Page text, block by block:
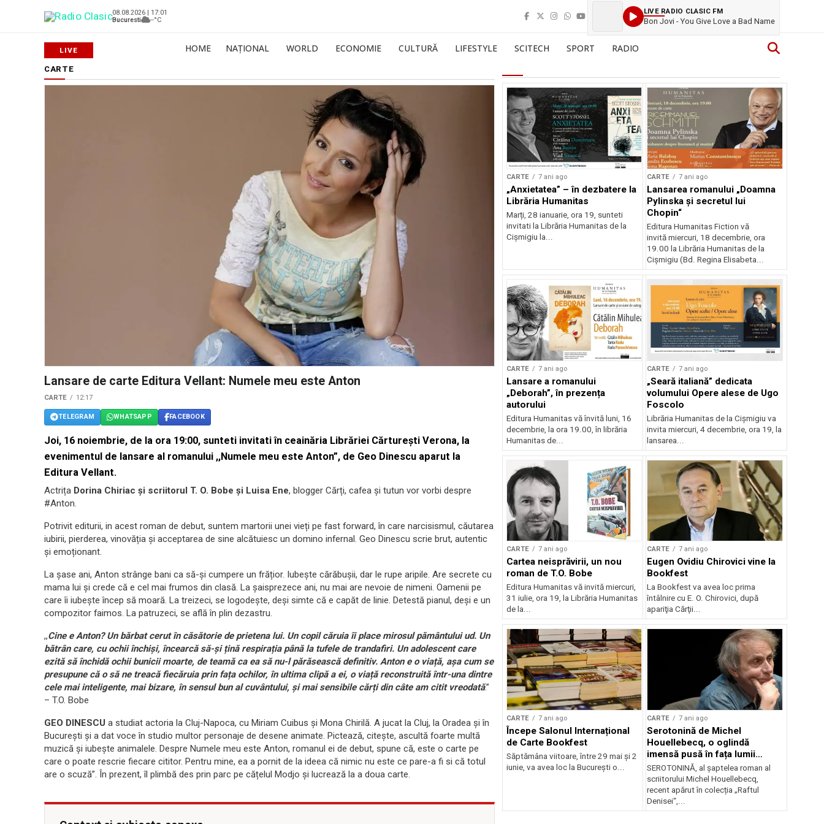
08.08.2026 | 17:01
Bucuresti
--°C
LIVE RADIO CLASIC FM
Bon Jovi - You Give Love a Bad Name
HOME NAȚIONAL WORLD ECONOMIE CULTURĂ LIFESTYLE SCITECH SPORT RADIO
CARTE
Lansare de carte Editura Vellant: Numele meu este Anton
CARTE 12:17
TELEGRAM WHATSAPP FACEBOOK
Joi, 16 noiembrie, de la ora 19:00, sunteti invitati în ceainăria Librăriei Cărturești Verona, la
evenimentul de lansare al romanului ,,Numele meu este Anton”, de Geo Dinescu aparut la
Editura Vellant.
Actrița Dorina Chiriac și scriitorul T. O. Bobe și Luisa Ene, blogger Cărți, cafea și tutun vor vorbi despre
#Anton.
Potrivit editurii, in acest roman de debut, suntem martorii unei vieți pe fast forward, în care narcisismul, căutarea
iubirii, pierderea, vinovăția și acceptarea de sine alcătuiesc un domino infernal. Geo Dinescu scrie brut, autentic
și emoționant.
La șase ani, Anton strânge bani ca să-și cumpere un frățior. Iubește cărăbușii, dar le rupe aripile. Are secrete cu
mama lui și crede că e cel mai frumos din clasă. La șaisprezece ani, nu mai are nevoie de nimeni. Oamenii pe
care îi iubește încep să moară. La treizeci, se logodește, deși simte că e capăt de linie. Detestă pianul, deși e un
compozitor faimos. La patruzeci, se află în plin dezastru.
,,Cine e Anton? Un bărbat cerut în căsătorie de prietena lui. Un copil căruia îi place mirosul pământului ud. Un
bătrân care, cu ochii închiși, încearcă să-și țină respirația până la tufele de trandafiri. Un adolescent care
ezită să închidă ochii bunicii moarte, de teamă ca ea să nu-l părăsească definitiv. Anton e o viață, așa cum se
presupune că o să ne treacă fiecăruia prin fața ochilor, în ultima clipă a ei, o viață reconstruită într-una dintre
cele mai inteligente, mai bizare, în sensul bun al cuvântului, și mai sensibile cărți din câte am citit vreodată.”
– T.O. Bobe
GEO DINESCU a studiat actoria la Cluj-Napoca, cu Miriam Cuibus și Mona Chirilă. A jucat la Cluj, la Oradea și în
București și a dat voce în studio multor personaje de desene animate. Pictează, citește, ascultă foarte multă
muzică și iubește animalele. Despre Numele meu este Anton, romanul ei de debut, spune că, este o carte pe
care o poate rescrie fiecare cititor. Pentru mine, ea a pornit de la ideea că nimic nu este ce pare-a fi si că totul
are o scuză”. În prezent, îl plimbă des prin parc pe cățelul Modjo și lucrează la a doua carte.
CARTE 7 ani ago
„Anxietatea” – în dezbatere la
Librăria Humanitas
Marți, 28 ianuarie, ora 19, sunteti
invitati la Librăria Humanitas de la
Cișmigiu la...
CARTE 7 ani ago
Lansarea romanului „Doamna
Pylinska și secretul lui
Chopin“
Editura Humanitas Fiction vă
invită miercuri, 18 decembrie, ora
19.00 la Librăria Humanitas de la
Cișmigiu (Bd. Regina Elisabeta...
CARTE 7 ani ago
Lansare a romanului
„Deborah”, în prezența
autorului
Editura Humanitas vă învită luni, 16
decembrie, la ora 19.00, în librăria
Humanitas de...
CARTE 7 ani ago
„Seară italiană” dedicata
volumului Opere alese de Ugo
Foscolo
Librăria Humanitas de la Cișmigiu va
invita miercuri, 4 decembrie, ora 19, la
lansarea...
CARTE 7 ani ago
Cartea neisprăvirii, un nou
roman de T.O. Bobe
Editura Humanitas vă invită miercuri,
31 iulie, ora 19, la Librăria Humanitas
de la...
CARTE 7 ani ago
Eugen Ovidiu Chirovici vine la
Bookfest
La Bookfest va avea loc prima
întâlnire cu E. O. Chirovici, după
apariţia Cărţii...
CARTE 7 ani ago
Începe Salonul Internațional
de Carte Bookfest
Săptămâna viitoare, între 29 mai și 2
iunie, va avea loc la București o...
CARTE 7 ani ago
Serotonină de Michel
Houellebecq, o oglindă
imensă pusă în fața lumii
contemporane, din 15 mai în
librării
SEROTONINĂ, al șaptelea roman al
scriitorului Michel Houellebecq,
recent apărut în colecția „Raftul
Denisei“,...